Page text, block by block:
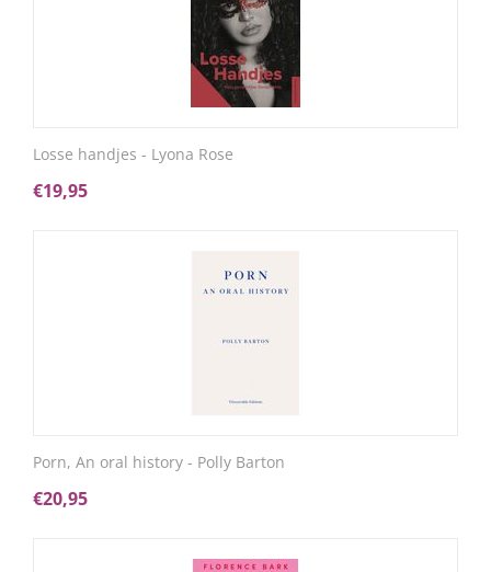
Losse handjes - Lyona Rose
€19,95
Porn, An oral history - Polly Barton
€20,95